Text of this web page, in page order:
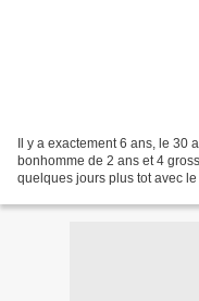
Il y a exactement 6 ans, le 30
bonhomme de 2 ans et 4
quelques jours plus tot avec